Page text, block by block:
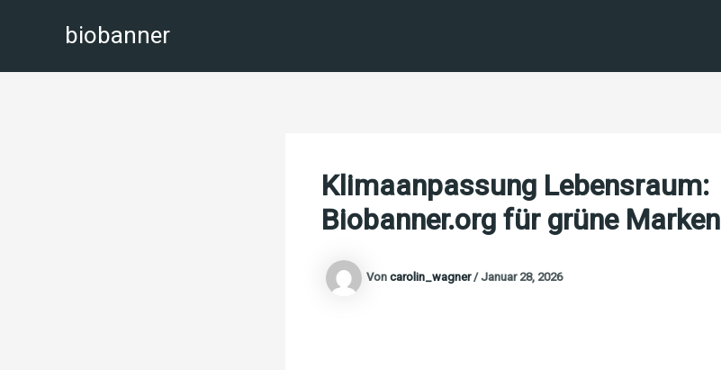
biobanner
Klimaanpassung Lebensraum:
Biobanner.org für grüne Marken
Voncarolin_wagner/Januar 28, 2026